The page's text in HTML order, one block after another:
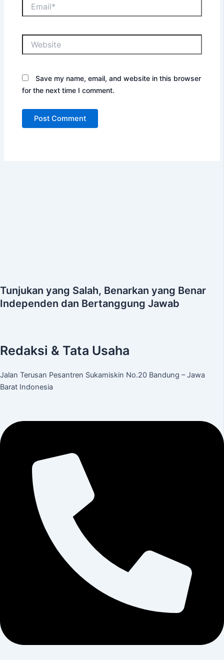
Save my name, email, and website in this browser
for the next time I comment.
Tunjukan yang Salah, Benarkan yang Benar
Independen dan Bertanggung Jawab
Redaksi & Tata Usaha
Jalan Terusan Pesantren Sukamiskin No.20 Bandung – Jawa
Barat Indonesia